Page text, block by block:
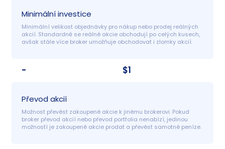
Minimální investice
Minimální velikost objednávky pro nákup nebo prodej reálných
akcií. Standardně se reálné akcie obchodují po celých kusech,
avšak stále více broker umožňuje obchodovat i zlomky akcií.
- $1
Převod akcií
Možnost převést zakoupené akcie k jinému brokerovi. Pokud
broker převod akcií nebo převod portfolia nenabízí, jedinou
možností je zakoupené akcie prodat a převést samotné peníze.